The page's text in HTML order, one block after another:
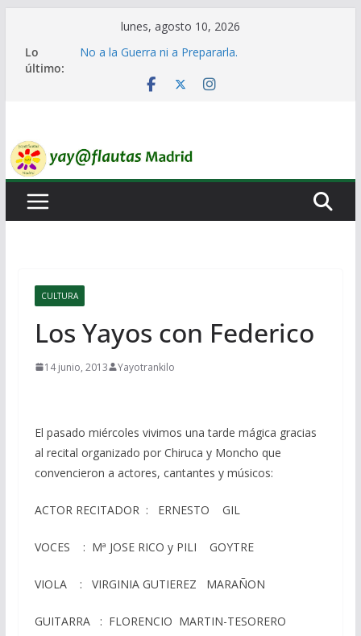
contenido
lunes, agosto 10, 2026
Lo
último:
No a la Guerra ni a Prepararla.
Ni un Euro para el Rearme. Ni un Voto para la
CULTURA
Los Yayos con Federico
14 junio, 2013 Yayotrankilo
El pasado miércoles vivimos una tarde mágica gracias
al recital organizado por Chiruca y Moncho que
convencieron a actores, cantantes y músicos:
ACTOR RECITADOR : ERNESTO GIL
VOCES : Mª JOSE RICO y PILI GOYTRE
VIOLA : VIRGINIA GUTIEREZ MARAÑON
GUITARRA : FLORENCIO MARTIN-TESORERO